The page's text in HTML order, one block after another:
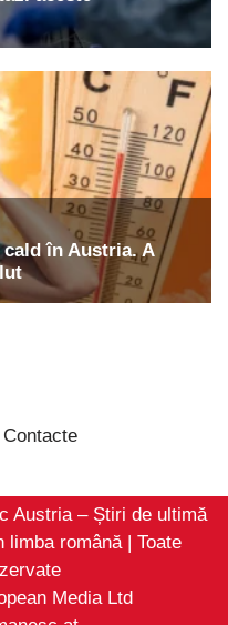
Contacte
Austria – Știri de ultimă
română | Toate
Media Ltd